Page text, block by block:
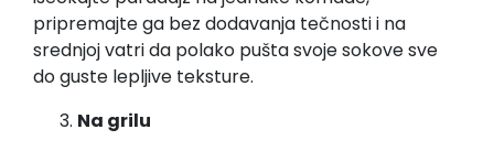
pripremajte ga bez dodavanja tečnosti i na
srednjoj vatri da polako pušta svoje sokove sve
do guste lepljive teksture.
Na grilu